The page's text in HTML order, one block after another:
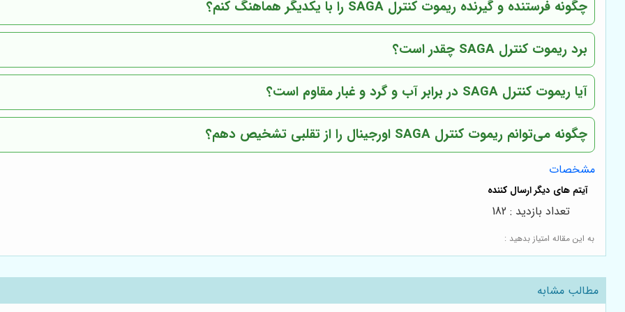
چگونه فرستنده و گیرنده ریموت کنترل SAGA را با یکدیگر هماهنگ کنم؟
برد ریموت کنترل SAGA چقدر است؟
آیا ریموت کنترل SAGA در برابر آب و گرد و غبار مقاوم است؟
چگونه می‌توانم ریموت کنترل SAGA اورجینال را از تقلبی تشخیص دهم؟
مشخصات
به این مقاله امتیاز بدهید :
تعداد بازدید : 182
مطالب مشابه